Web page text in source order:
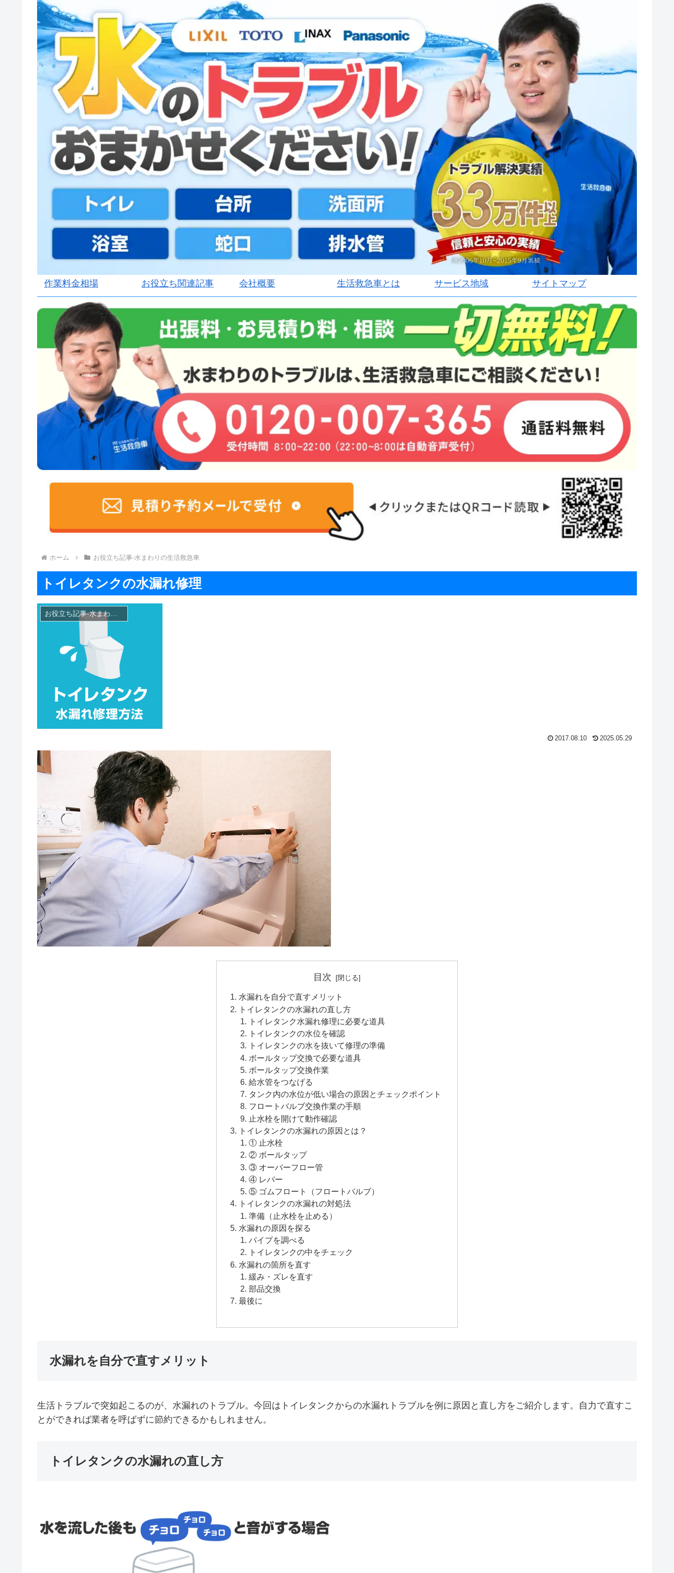
作業料金相場 お役立ち関連記事 会社概要 生活救急車とは サービス地域 サイトマップ
ホーム お役立ち記事-水まわりの生活救急車
トイレタンクの水漏れ修理
お役立ち記事-水まわりの生活救急車
2017.08.10 2025.05.29
目次
水漏れを自分で直すメリット
トイレタンクの水漏れの直し方
トイレタンク水漏れ修理に必要な道具
トイレタンクの水位を確認
トイレタンクの水を抜いて修理の準備
ボールタップ交換で必要な道具
ボールタップ交換作業
給水管をつなげる
タンク内の水位が低い場合の原因とチェックポイント
フロートバルブ交換作業の手順
止水栓を開けて動作確認
トイレタンクの水漏れの原因とは？
① 止水栓
② ボールタップ
③ オーバーフロー管
④ レバー
⑤ ゴムフロート（フロートバルブ）
トイレタンクの水漏れの対処法
準備（止水栓を止める）
水漏れの原因を探る
パイプを調べる
トイレタンクの中をチェック
水漏れの箇所を直す
緩み・ズレを直す
部品交換
最後に
水漏れを自分で直すメリット
生活トラブルで突如起こるのが、水漏れのトラブル。今回はトイレタンクからの水漏れトラブルを例に原因と直し方をご紹介します。自力で直すこ
とができれば業者を呼ばずに節約できるかもしれません。
トイレタンクの水漏れの直し方